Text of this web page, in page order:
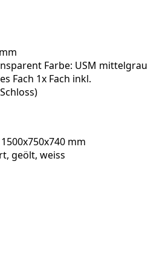
Farbe: USM mittelgrau
Fach 1x Fach inkl.
mm
geölt, weiss